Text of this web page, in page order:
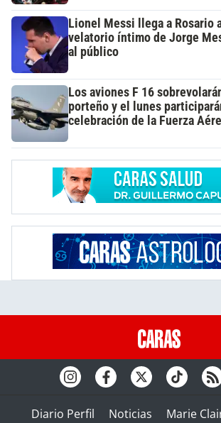
Lionel Messi llega a Rosario
velatorio íntimo de Jorge
al público
Los aviones F 16
porteño y el lunes
celebración de la Fuerza
Diario Perfil Noticias Marie